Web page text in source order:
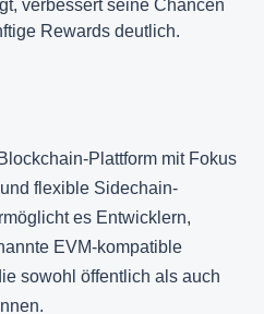
verbessert seine Chancen
Rewards deutlich.
Plattform mit Fokus
flexible Sidechain-
es Entwicklern,
EVM-kompatible
sowohl öffentlich als auch